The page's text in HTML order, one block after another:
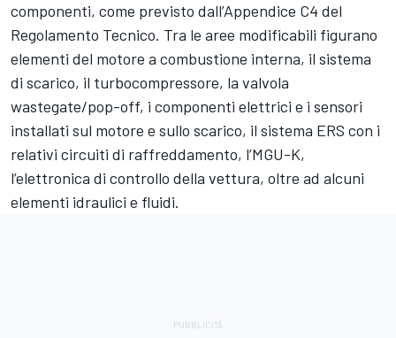
componenti, come previsto dall’Appendice C4 del
Regolamento Tecnico. Tra le aree modificabili figurano
elementi del motore a combustione interna, il sistema
di scarico, il turbocompressore, la valvola
wastegate/pop-off, i componenti elettrici e i sensori
installati sul motore e sullo scarico, il sistema ERS con i
relativi circuiti di raffreddamento, l’MGU-K,
l’elettronica di controllo della vettura, oltre ad alcuni
elementi idraulici e fluidi.